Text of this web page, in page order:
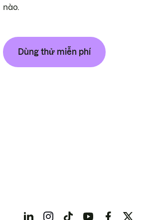
nào.
Dùng thử miễn phí